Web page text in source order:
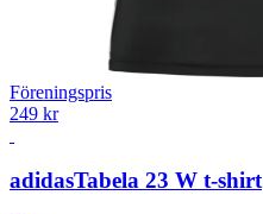
Föreningspris
249 kr
adidasTabela 23 W t-shirt